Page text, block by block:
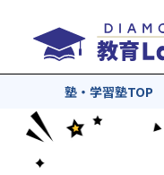
塾・学習塾TOP